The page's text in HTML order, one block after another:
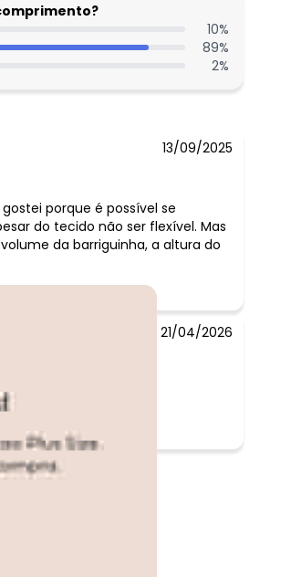
10%
89%
2%
13/09/2025
porque é possível se
do tecido não ser flexível. Mas
da barriguinha, a altura do
21/04/2026